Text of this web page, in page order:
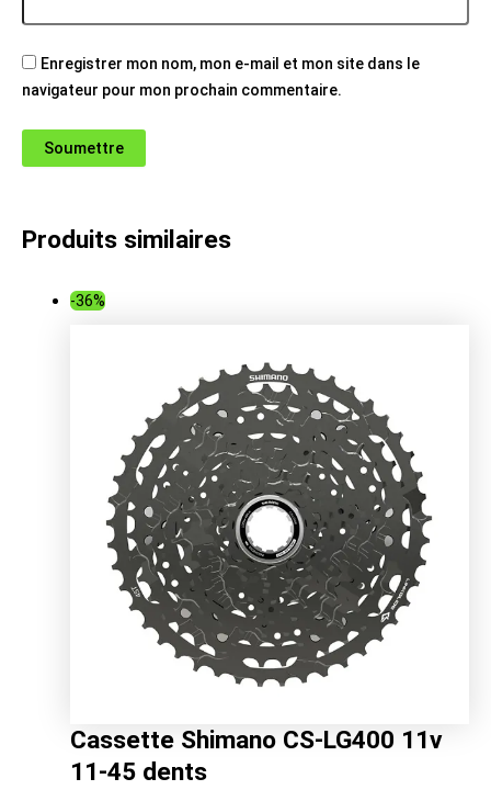
Enregistrer mon nom, mon e-mail et mon site dans le
navigateur pour mon prochain commentaire.
Produits similaires
-36%
Cassette Shimano CS-LG400 11v
11-45 dents